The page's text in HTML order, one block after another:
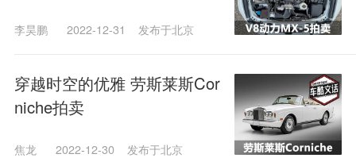
李昊鹏 2022-12-31 发布于北京
穿越时空的优雅 劳斯莱斯Cor
niche拍卖
焦龙 2022-12-30 发布于北京